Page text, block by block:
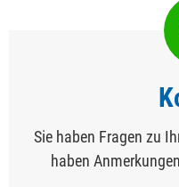
Sie haben Fragen zu
haben